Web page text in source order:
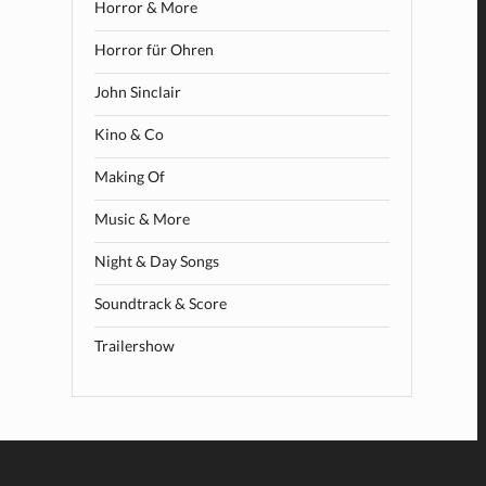
Horror & More
Horror für Ohren
John Sinclair
Kino & Co
Making Of
Music & More
Night & Day Songs
Soundtrack & Score
Trailershow